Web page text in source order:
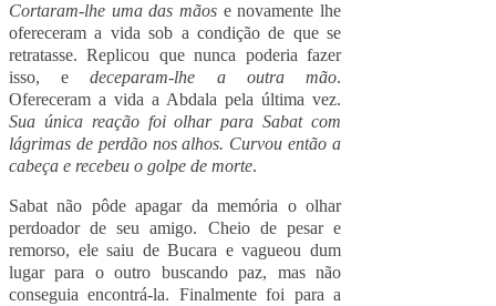
Cortaram-lhe uma das mãos e novamente lhe
ofereceram a vida sob a condição de que se
retratasse. Replicou que nunca poderia fazer
isso, edeceparam-lhe a outra mão.
Ofereceram a vida a Abdala pela última vez.
Sua única reação foi olhar para Sabat com
lágrimas de perdão nos alhos. Curvou então a
cabeça e recebeu o golpe de morte.
Sabat não pôde apagar da memória o olhar
perdoador de seu amigo. Cheio de pesar e
remorso, ele saiu de Bucara e vagueou dum
lugar para o outro buscando paz, mas não
conseguia encontrá-la. Finalmente foi para a